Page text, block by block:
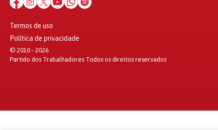
Termos de uso
Política de privacidade
© 2010 - 2026
Partido dos Trabalhadores Todos os direitos reservados